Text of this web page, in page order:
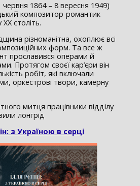
1864 – 8 вересня 1949)
композитор-романтик
ХХ століть.
різноманітна, охоплює всі
форм. Та все ж
прославився операми й
Протягом своєї кар’єри він
робіт, які включали
оркестрові твори, камерну
митця працівники відділу
лонгрід
з Україною в серці